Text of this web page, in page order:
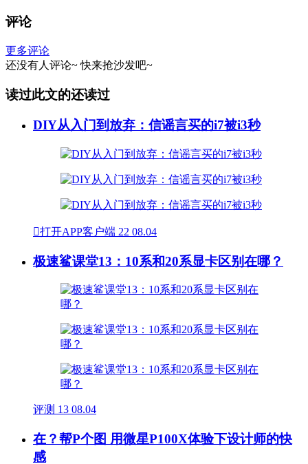
评论
更多评论
还没有人评论~ 快来抢沙发吧~
读过此文的还读过
DIY从入门到放弃：信谣言买的i7被i3秒
打开APP客户端 22 08.04
极速鲨课堂13：10系和20系显卡区别在哪？
评测 13 08.04
在？帮P个图 用微星P100X体验下设计师的快
感